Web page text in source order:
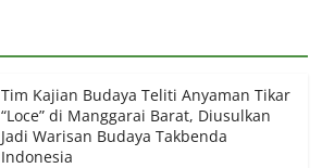
Tim Kajian Budaya Teliti Anyaman Tikar
“Loce” di Manggarai Barat, Diusulkan
Jadi Warisan Budaya Takbenda
Indonesia